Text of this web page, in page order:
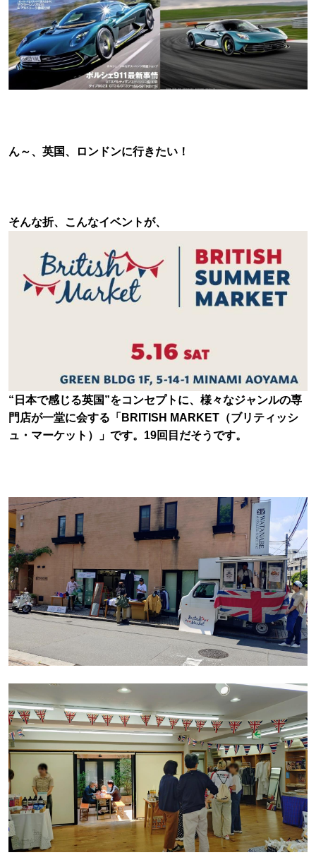
ん～、英国、ロンドンに行きたい！
そんな折、こんなイベントが、
“日本で感じる英国”をコンセプトに、様々なジャンルの専
門店が一堂に会する「BRITISH MARKET（ブリティッシ
ュ・マーケット）」です。19回目だそうです。